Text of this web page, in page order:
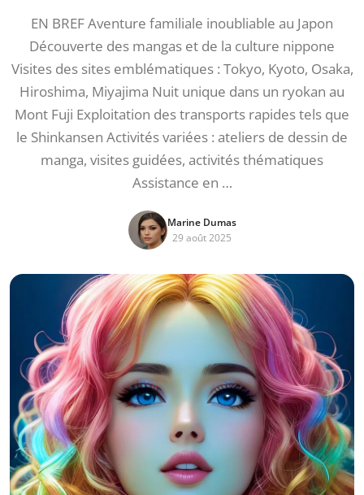
EN BREF Aventure familiale inoubliable au Japon
Découverte des mangas et de la culture nippone
Visites des sites emblématiques : Tokyo, Kyoto, Osaka,
Hiroshima, Miyajima Nuit unique dans un ryokan au
Mont Fuji Exploitation des transports rapides tels que
le Shinkansen Activités variées : ateliers de dessin de
manga, visites guidées, activités thématiques
Assistance en …
Marine Dumas
29 août 2025